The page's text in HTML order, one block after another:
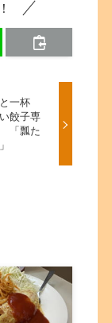
と一杯
餃子専
「瓢た